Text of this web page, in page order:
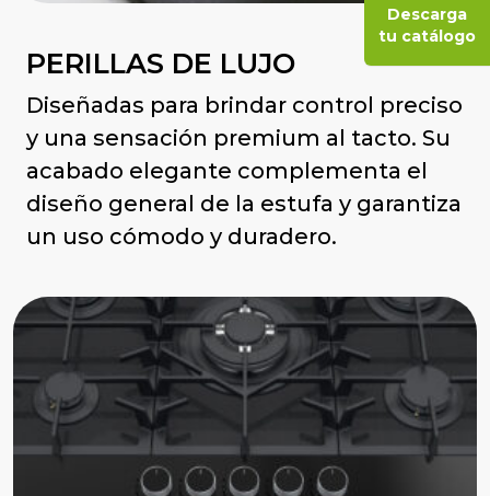
Descarga
tu catálogo
PERILLAS DE LUJO
Diseñadas para brindar control preciso
y una sensación premium al tacto. Su
acabado elegante complementa el
diseño general de la estufa y garantiza
un uso cómodo y duradero.